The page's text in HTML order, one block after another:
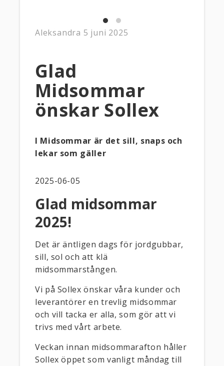
Aleksandra 5 juni 2025
Glad
Midsommar
önskar Sollex
I Midsommar är det sill, snaps och
lekar som gäller
2025-06-05
Glad midsommar
2025!
Det är äntligen dags för jordgubbar,
sill, sol och att klä
midsommarstången.
Vi på Sollex önskar våra kunder och
leverantörer en trevlig midsommar
och vill tacka er alla, som gör att vi
trivs med vårt arbete.
Veckan innan midsommarafton håller
Sollex öppet som vanligt måndag till